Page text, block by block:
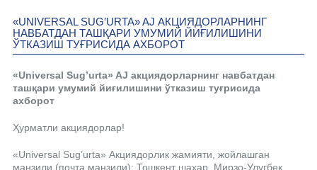
«UNIVERSAL SUG’URTA» AJ АКЦИЯДОРЛАРНИНГ
НАВБАТДАН ТАШҚАРИ УМУМИЙ ЙИҒИЛИШИНИ
ЎТКАЗИШ ТУҒРИСИДА АХБОРОТ
«Universal Sug’urta» AJ акциядорларнинг навбатдан
ташқари умумий йиғилишини ўтказиш туғрисида
ахборот
Ҳурматли акциядорлар!
«Universal Sug’urta» Акциядорлик жамияти, жойлашган
манзили (почта манзили): Тошкент шахар, Мирзо-Улугбек